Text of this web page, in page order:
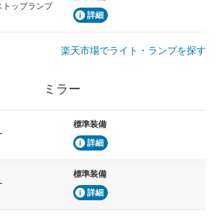
トップランプ
詳細
楽天市場でライト・ランプを探す
ミラー
標準装備
詳細
標準装備
詳細